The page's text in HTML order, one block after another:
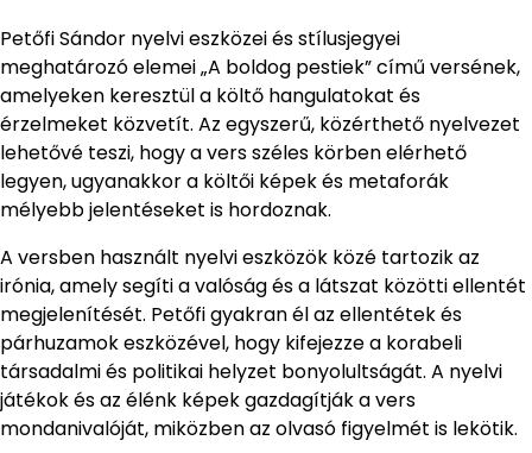
Petőfi Sándor nyelvi eszközei és stílusjegyei
meghatározó elemei „A boldog pestiek” című versének,
amelyeken keresztül a költő hangulatokat és
érzelmeket közvetít. Az egyszerű, közérthető nyelvezet
lehetővé teszi, hogy a vers széles körben elérhető
legyen, ugyanakkor a költői képek és metaforák
mélyebb jelentéseket is hordoznak.
A versben használt nyelvi eszközök közé tartozik az
irónia, amely segíti a valóság és a látszat közötti ellentét
megjelenítését. Petőfi gyakran él az ellentétek és
párhuzamok eszközével, hogy kifejezze a korabeli
társadalmi és politikai helyzet bonyolultságát. A nyelvi
játékok és az élénk képek gazdagítják a vers
mondanivalóját, miközben az olvasó figyelmét is lekötik.